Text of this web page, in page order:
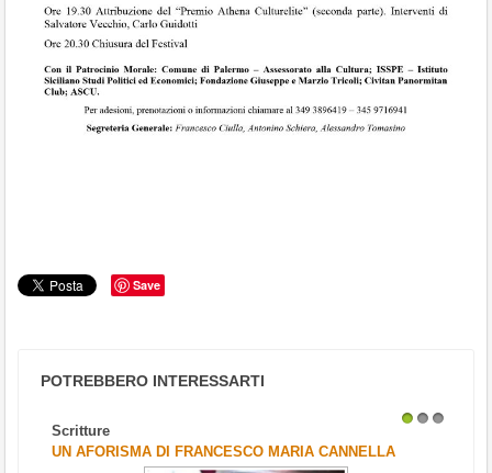
Save
POTREBBERO INTERESSARTI
Scritture
UN AFORISMA DI FRANCESCO MARIA CANNELLA